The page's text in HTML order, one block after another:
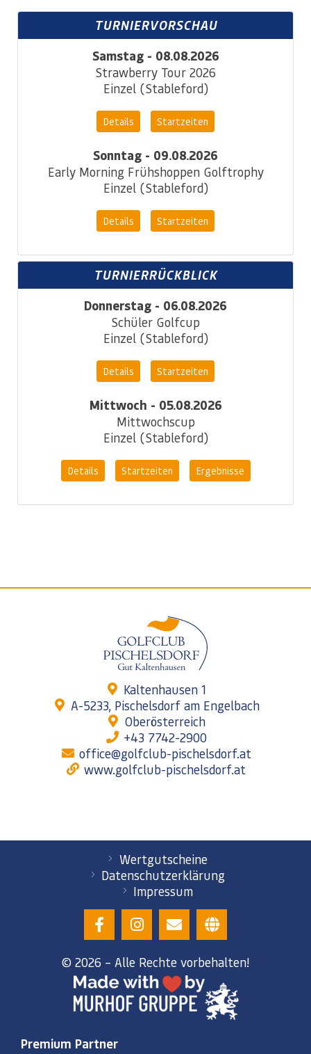
TURNIERVORSCHAU
Samstag - 08.08.2026
Strawberry Tour 2026
Einzel (Stableford)
Details Startzeiten
Sonntag - 09.08.2026
Early Morning Frühshoppen Golftrophy
Einzel (Stableford)
Details Startzeiten
TURNIERRÜCKBLICK
Donnerstag - 06.08.2026
Schüler Golfcup
Einzel (Stableford)
Details Startzeiten
Mittwoch - 05.08.2026
Mittwochscup
Einzel (Stableford)
Details Startzeiten Ergebnisse
Kaltenhausen 1
A-5233, Pischelsdorf am Engelbach
Oberösterreich
+43 7742-2900
office@golfclub-pischelsdorf.at
www.golfclub-pischelsdorf.at
Wertgutscheine
Datenschutzerklärung
Impressum
© 2026 – Alle Rechte vorbehalten!
Premium Partner